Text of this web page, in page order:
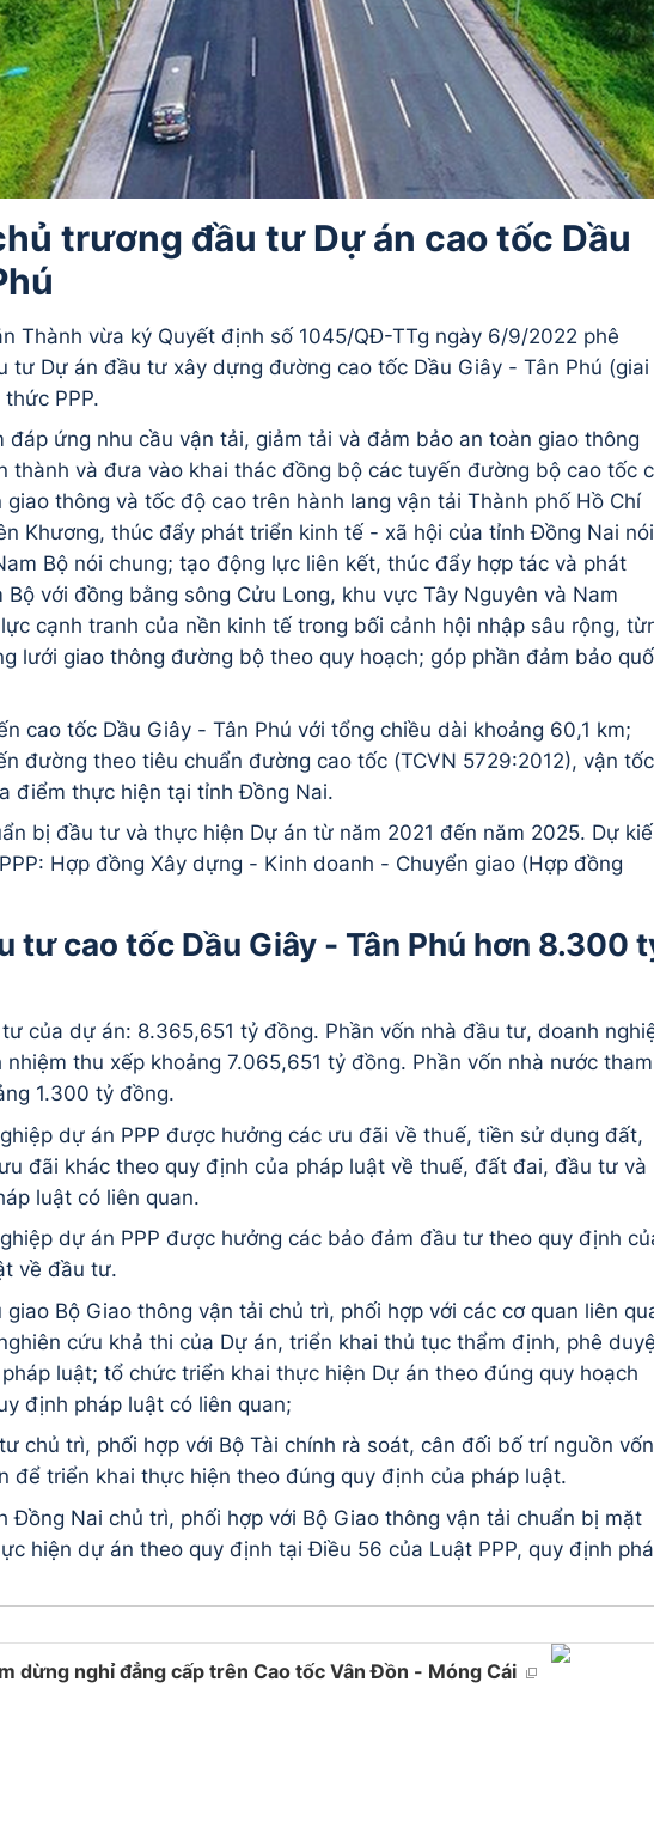
trương đầu tư Dự án cao tốc Dầu
Thành vừa ký Quyết định số 1045/QĐ-TTg ngày 6/9/2022 phê
tư Dự án đầu tư xây dựng đường cao tốc Dầu Giây - Tân Phú (giai
PPP.
đáp ứng nhu cầu vận tải, giảm tải và đảm bảo an toàn giao thông
thành và đưa vào khai thác đồng bộ các tuyến đường bộ cao tốc
thông và tốc độ cao trên hành lang vận tải Thành phố Hồ Chí
Khương, thúc đẩy phát triển kinh tế - xã hội của tỉnh Đồng Nai nói
Bộ nói chung; tạo động lực liên kết, thúc đẩy hợp tác và phát
với đồng bằng sông Cửu Long, khu vực Tây Nguyên và Nam
cạnh tranh của nền kinh tế trong bối cảnh hội nhập sâu rộng,
lưới giao thông đường bộ theo quy hoạch; góp phần đảm bảo
cao tốc Dầu Giây - Tân Phú với tổng chiều dài khoảng 60,1 km;
đường theo tiêu chuẩn đường cao tốc (TCVN 5729:2012), vận tốc
điểm thực hiện tại tỉnh Đồng Nai.
bị đầu tư và thực hiện Dự án từ năm 2021 đến năm 2025. Dự
Hợp đồng Xây dựng - Kinh doanh - Chuyển giao (Hợp đồng
tư cao tốc Dầu Giây - Tân Phú hơn 8.300
của dự án: 8.365,651 tỷ đồng. Phần vốn nhà đầu tư, doanh
nhiệm thu xếp khoảng 7.065,651 tỷ đồng. Phần vốn nhà nước tham
1.300 tỷ đồng.
dự án PPP được hưởng các ưu đãi về thuế, tiền sử dụng đất,
đãi khác theo quy định của pháp luật về thuế, đất đai, đầu tư và
luật có liên quan.
dự án PPP được hưởng các bảo đảm đầu tư theo quy định
về đầu tư.
Bộ Giao thông vận tải chủ trì, phối hợp với các cơ quan liên
cứu khả thi của Dự án, triển khai thủ tục thẩm định, phê
luật; tổ chức triển khai thực hiện Dự án theo đúng quy hoạch
định pháp luật có liên quan;
chủ trì, phối hợp với Bộ Tài chính rà soát, cân đối bố trí nguồn vốn
để triển khai thực hiện theo đúng quy định của pháp luật.
Đồng Nai chủ trì, phối hợp với Bộ Giao thông vận tải chuẩn bị mặt
hiện dự án theo quy định tại Điều 56 của Luật PPP, quy định
dừng nghỉ đẳng cấp trên Cao tốc Vân Đồn - Móng Cái